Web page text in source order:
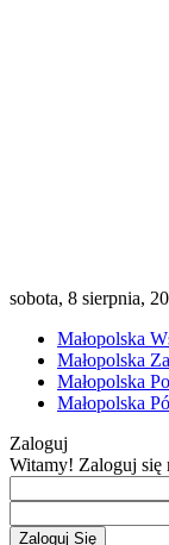
sobota, 8 sierpnia,
Małopolska
Małopolska
Małopolska
Małopolska
Zaloguj
Witamy! Zaloguj się